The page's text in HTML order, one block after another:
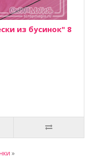
из бусинок" 8
»